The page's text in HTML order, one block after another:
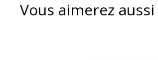
Les différents types de livraison
Vous aimerez aussi